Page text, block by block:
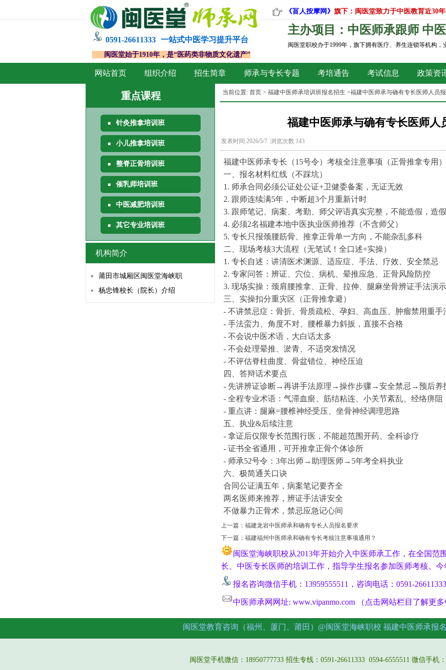
网站首页 组织介绍 招生简章 师承与专长专题 考培通告 考试信息 政策资
0591-26611333 一站式中医学习提升平台
闽医堂始于1910年，是“医药类非物质文化遗产”
《盲人按摩网》 旗下：闽医堂致力于中医教育近30年
主办项目：中医师承跟师 中
闽医堂职校办于1999年，旗下拥有医疗、养生连锁等机构
重点课程
针灸推拿培训班
小儿推拿培训班
整脊正骨培训班
催乳师培训班
中医减肥培训班
其它专业培训班
机构简介
莆田市城厢区闽医堂海峡职
杨忠锋校长（院长）介绍
当前位置: 首页 > 福建中医师承培训班报名招生 >福建中医师承与确有专长医师人员
福建中医师承与确有专长医师人
发表时间:2026/5/7 浏览次数:143
福建中医师承专长（15号令）考核全注意事项（正骨推拿专用）
一、报名材料红线（不踩坑）
1. 师承合同必须公证处公证+卫健委备案，无证无效
2. 跟师连续满5年，中断超3个月重新计时
3. 跟师笔记、病案、考勤、师父评语真实完整，不能造假，造
4. 必须2名福建本地中医执业医师推荐（不含师父）
5. 专长只报颈腰筋骨、推拿正骨单一方向，不能杂乱多科
二、现场考核3大流程（无笔试！全口述+实操）
1. 专长自述：讲清医术渊源、适应症、手法、疗效、安全禁忌
2. 专家问答：辨证、穴位、病机、晕推应急、正骨风险防控
3. 现场实操：颈肩腰推拿、正骨、拉伸、腿麻坐骨辨证手法演示
三、实操扣分重灾区（正骨推拿避）
- 不讲禁忌症：骨折、骨质疏松、孕妇、高血压、肿瘤禁用重手
- 手法蛮力、角度不对、腰椎暴力斜扳，直接不合格
- 不会说中医术语，大白话太多
- 不会处理晕推、淤青、不适突发情况
- 不评估脊柱曲度、骨盆错位、神经压迫
四、答辩话术要点
- 先讲辨证诊断→再讲手法原理→操作步骤→安全禁忌→预后养
- 全程专业术语：气滞血瘀、筋结粘连、小关节紊乱、经络痹阻
- 重点讲：腿麻=腰椎神经受压、坐骨神经调理思路
五、执业&后续注意
- 拿证后仅限专长范围行医，不能超范围开药、全科诊疗
- 证书全省通用，可开推拿正骨个体诊所
- 师承52号令：3年出师→助理医师→5年考全科执业
六、极简通关口诀
合同公证满五年，病案笔记要齐全
两名医师来推荐，辨证手法讲安全
不做暴力正骨术，禁忌应急记心间
上一篇： 福建龙岩中医师承和确有专长人员报名要求
下一篇： 福建福州中医师承和确有专长考核注意事项通用？
闽医堂海峡职校从2013年开始介入中医师承工作，在全国范
长、中医专长医师的培训工作，指导学生报名参加医师考核。今
报名咨询微信手机：13959555511，咨询电话：0591-26611333
中医师承网网址: www.vipanmo.com （点击网站栏目了解更多
闽医堂手机微信：18950777733 招生专线：0591-26611333 0594-6555511 微信手机：
闽医堂教育咨询（福州、厦门、莆田）@闽医堂海峡职校 福建中医师承报名
报名